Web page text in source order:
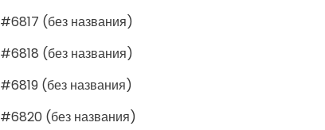
#6817 (без названия)
#6818 (без названия)
#6819 (без названия)
#6820 (без названия)